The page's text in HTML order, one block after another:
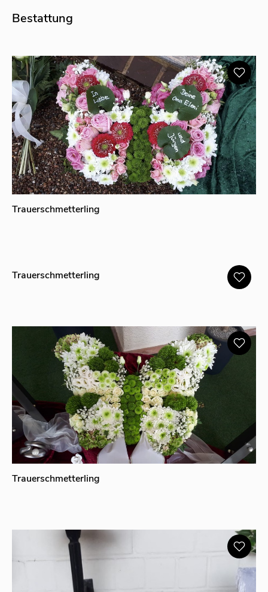
Bestattung
Trauerschmetterling
Trauerschmetterling
Trauerschmetterling